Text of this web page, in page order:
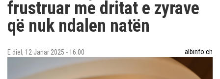
frustruar me dritat e zyrave
që nuk ndalen natën
E diel, 12 Janar 2025 - 16:00 albinfo.ch